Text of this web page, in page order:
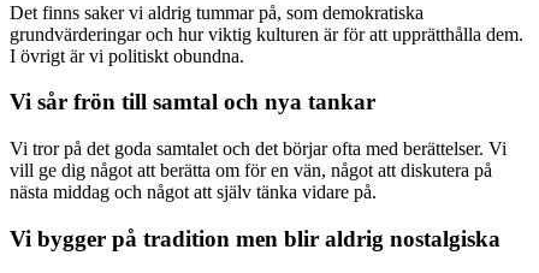
Det finns saker vi aldrig tummar på, som demokratiska
grundvärderingar och hur viktig kulturen är för att upprätthålla dem.
I övrigt är vi politiskt obundna.
Vi sår frön till samtal och nya tankar
Vi tror på det goda samtalet och det börjar ofta med berättelser. Vi
vill ge dig något att berätta om för en vän, något att diskutera på
nästa middag och något att själv tänka vidare på.
Vi bygger på tradition men blir aldrig nostalgiska